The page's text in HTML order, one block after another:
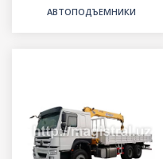
АВТОПОДЪЕМНИКИ